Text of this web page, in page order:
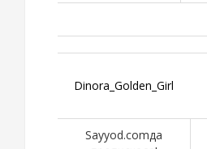
Dinora_Golden_Girl
Sayyod.comда